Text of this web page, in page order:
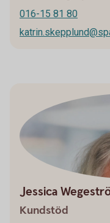
016-15 81 80
Jessica
Kundstöd